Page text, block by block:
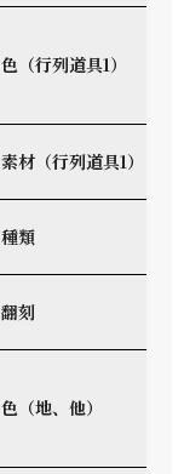
色（行列道具1）
素材（行列道具1）
種類
翻刻
色（地、他）